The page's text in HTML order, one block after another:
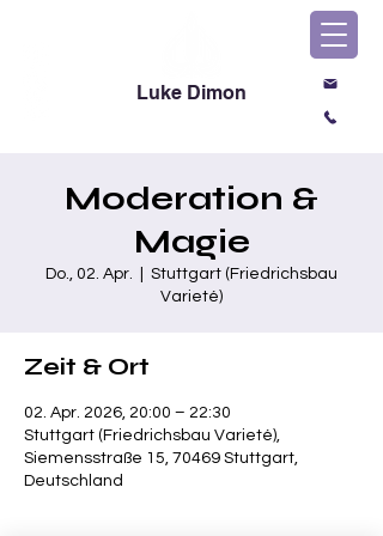
Luke Dimon
Moderation &
Magie
Do., 02. Apr.
Stuttgart (Friedrichsbau
Varieté)
Zeit & Ort
02. Apr. 2026, 20:00 – 22:30
Stuttgart (Friedrichsbau Varieté),
Siemensstraße 15, 70469 Stuttgart,
Deutschland